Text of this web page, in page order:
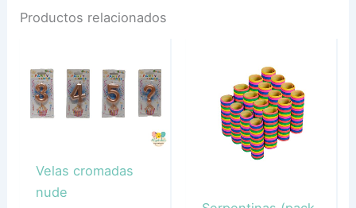
Productos relacionados
Velas cromadas
nude